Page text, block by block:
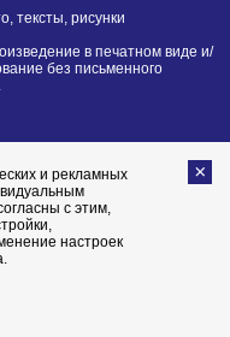
тексты, рисунки
в печатном виде и/
без письменного
и рекламных
с этим,
настроек